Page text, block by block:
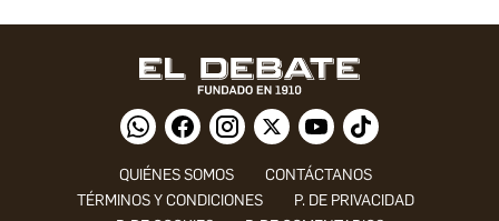
QUIÉNES SOMOS
CONTÁCTANOS
TÉRMINOS Y CONDICIONES
P. DE PRIVACIDAD